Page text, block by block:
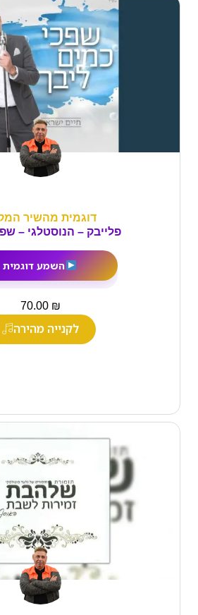
דוגמית מהשיר
פלייבק – הנוסטלגי –
השמע דוגמית
70.00 ₪
לקנייה מהירה